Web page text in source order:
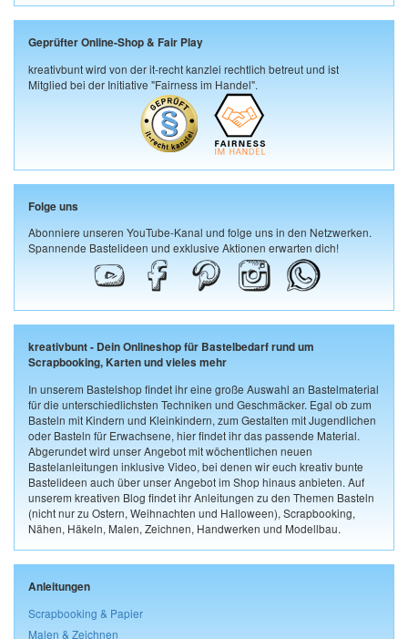
Geprüfter Online-Shop & Fair Play
kreativbunt wird von der it-recht kanzlei rechtlich betreut und ist
Mitglied bei der Initiative "Fairness im Handel".
Folge uns
Abonniere unseren YouTube-Kanal und folge uns in den Netzwerken.
Spannende Bastelideen und exklusive Aktionen erwarten dich!
kreativbunt - Dein Onlineshop für Bastelbedarf rund um
Scrapbooking, Karten und vieles mehr
In unserem Bastelshop findet ihr eine große Auswahl an Bastelmaterial
für die unterschiedlichsten Techniken und Geschmäcker. Egal ob zum
Basteln mit Kindern und Kleinkindern, zum Gestalten mit Jugendlichen
oder Basteln für Erwachsene, hier findet ihr das passende Material.
Abgerundet wird unser Angebot mit wöchentlichen neuen
Bastelanleitungen inklusive Video, bei denen wir euch kreativ bunte
Bastelideen auch über unser Angebot im Shop hinaus anbieten. Auf
unserem kreativen Blog findet ihr Anleitungen zu den Themen Basteln
(nicht nur zu Ostern, Weihnachten und Halloween), Scrapbooking,
Nähen, Häkeln, Malen, Zeichnen, Handwerken und Modellbau.
Anleitungen
Scrapbooking & Papier
Malen & Zeichnen